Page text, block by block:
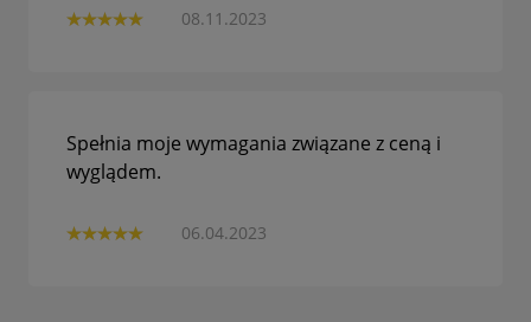
08.11.2023
06.04.2023
Spełnia moje wymagania związane z ceną i
wyglądem.